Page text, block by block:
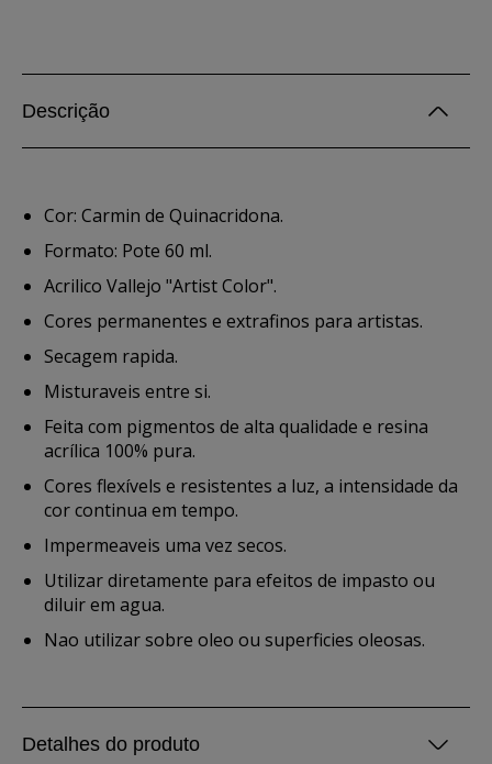
Descrição
Cor: Carmin de Quinacridona.
Formato: Pote 60 ml.
Acrilico Vallejo "Artist Color".
Cores permanentes e extrafinos para artistas.
Secagem rapida.
Misturaveis entre si.
Feita com pigmentos de alta qualidade e resina
acrílica 100% pura.
Cores flexívels e resistentes a luz, a intensidade da
cor continua em tempo.
Impermeaveis uma vez secos.
Utilizar diretamente para efeitos de impasto ou
diluir em agua.
Nao utilizar sobre oleo ou superficies oleosas.
Detalhes do produto